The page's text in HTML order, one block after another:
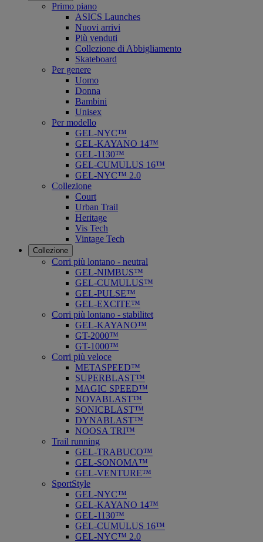
Primo piano
ASICS Launches
Nuovi arrivi
Più venduti
Collezione di Abbigliamento
Skateboard
Per genere
Uomo
Donna
Bambini
Unisex
Per modello
GEL-NYC™
GEL-KAYANO 14™
GEL-1130™
GEL-CUMULUS 16™
GEL-NYC™ 2.0
Collezione
Court
Urban Trail
Heritage
Vis Tech
Vintage Tech
Collezione
Corri più lontano - neutral
GEL-NIMBUS™
GEL-CUMULUS™
GEL-PULSE™
GEL-EXCITE™
Corri più lontano - stabilitet
GEL-KAYANO™
GT-2000™
GT-1000™
Corri più veloce
METASPEED™
SUPERBLAST™
MAGIC SPEED™
NOVABLAST™
SONICBLAST™
DYNABLAST™
NOOSA TRI™
Trail running
GEL-TRABUCO™
GEL-SONOMA™
GEL-VENTURE™
SportStyle
GEL-NYC™
GEL-KAYANO 14™
GEL-1130™
GEL-CUMULUS 16™
GEL-NYC™ 2.0